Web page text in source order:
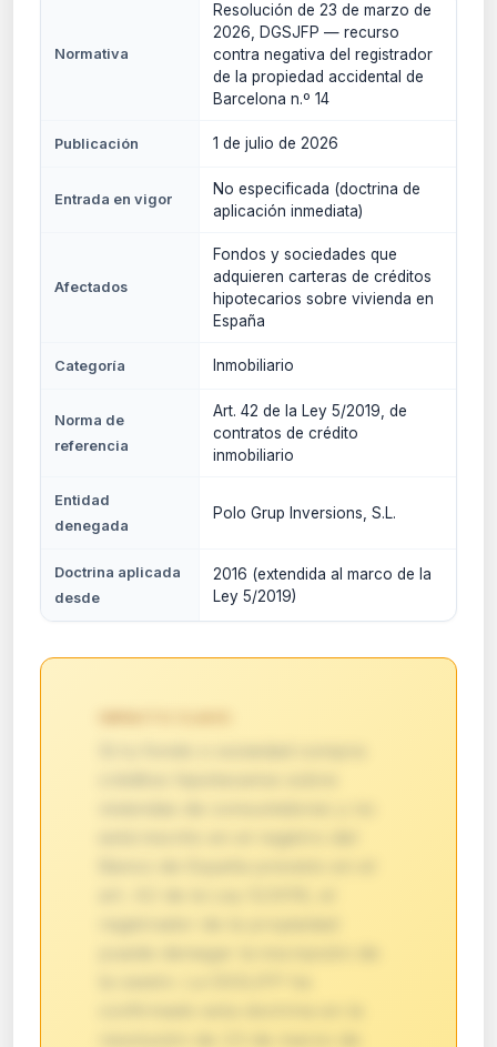
Normativa
Resolución de 23 de marzo de
2026, DGSJFP — recurso
contra negativa del registrador
de la propiedad accidental de
Barcelona n.º 14
Publicación 1 de julio de 2026
Entrada en vigor
No especificada (doctrina de
aplicación inmediata)
Afectados
Fondos y sociedades que
adquieren carteras de créditos
hipotecarios sobre vivienda en
España
Categoría Inmobiliario
Norma de
referencia
Art. 42 de la Ley 5/2019, de
contratos de crédito
inmobiliario
Entidad
denegada
Polo Grup Inversions, S.L.
Doctrina aplicada
desde
2016 (extendida al marco de la
Ley 5/2019)